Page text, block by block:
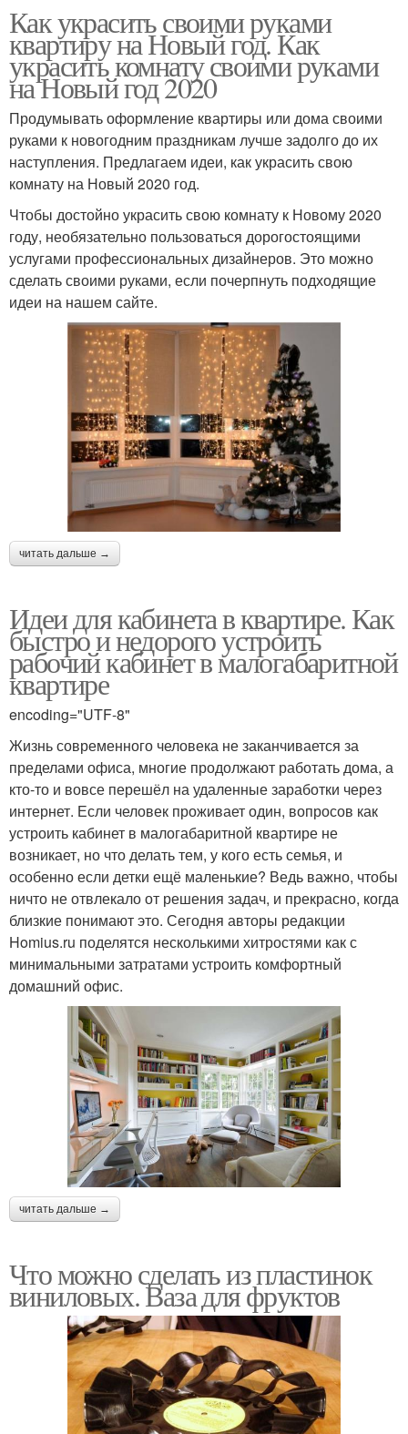
Как украсить своими руками
квартиру на Новый год. Как
украсить комнату своими руками
на Новый год 2020
Продумывать оформление квартиры или дома своими
руками к новогодним праздникам лучше задолго до их
наступления. Предлагаем идеи, как украсить свою
комнату на Новый 2020 год.
Чтобы достойно украсить свою комнату к Новому 2020
году, необязательно пользоваться дорогостоящими
услугами профессиональных дизайнеров. Это можно
сделать своими руками, если почерпнуть подходящие
идеи на нашем сайте.
читать дальше →
Идеи для кабинета в квартире. Как
быстро и недорого устроить
рабочий кабинет в малогабаритной
квартире
encoding="UTF-8"
Жизнь современного человека не заканчивается за
пределами офиса, многие продолжают работать дома, а
кто-то и вовсе перешёл на удаленные заработки через
интернет. Если человек проживает один, вопросов как
устроить кабинет в малогабаритной квартире не
возникает, но что делать тем, у кого есть семья, и
особенно если детки ещё маленькие? Ведь важно, чтобы
ничто не отвлекало от решения задач, и прекрасно, когда
близкие понимают это. Сегодня авторы редакции
Homius.ru поделятся несколькими хитростями как с
минимальными затратами устроить комфортный
домашний офис.
читать дальше →
Что можно сделать из пластинок
виниловых. Ваза для фруктов